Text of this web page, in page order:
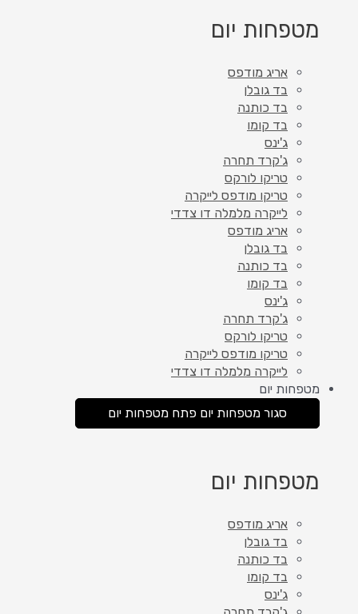
מטפחות יום
אריג מודפס
בד גובלן
בד כותנה
בד קומו
ג'ינס
ג'קרד תחרה
טריקו לורקס
טריקו מודפס לייקרה
לייקרה מלמלה דו צדדי
אריג מודפס
בד גובלן
בד כותנה
בד קומו
ג'ינס
ג'קרד תחרה
טריקו לורקס
טריקו מודפס לייקרה
לייקרה מלמלה דו צדדי
מטפחות יום
סגור מטפחות יום פתח מטפחות יום
מטפחות יום
אריג מודפס
בד גובלן
בד כותנה
בד קומו
ג'ינס